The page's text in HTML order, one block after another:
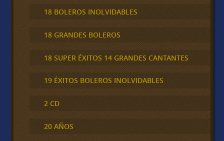
18 BOLEROS INOLVIDABLES
18 GRANDES BOLEROS
18 SUPER ÉXITOS 14 GRANDES CANTANTES
19 ÉXITOS BOLEROS INOLVIDABLES
2 CD
20 AÑOS